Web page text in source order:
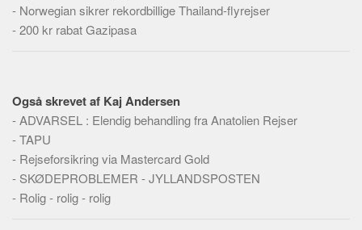
Dokumenttyper
Personer
Steder
Kilder
Om
Webstedet
- Norwegian sikrer rekordbillige Thailand-flyrejser
-200 kr rabat Gazipasa
Også skrevet af Kaj Andersen
-ADVARSEL : Elendig behandling fra Anatolien Rejser
-TAPU
- Rejseforsikring via Mastercard Gold
- SKØDEPROBLEMER - JYLLANDSPOSTEN
- Rolig - rolig - rolig